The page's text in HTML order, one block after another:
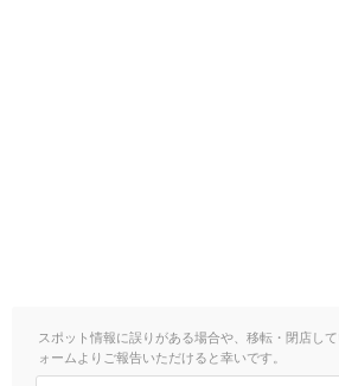
スポット情報に誤りがある場合や、移転・閉店し
ォームよりご報告いただけると幸いです。